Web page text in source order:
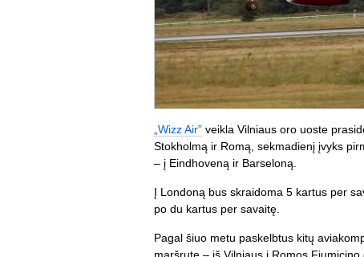
„Wizz Air” veikla Vilniaus oro uoste
Stokholmą ir Romą, sekmadienį įvyks
– į Eindhoveną ir Barseloną.
Į Londoną bus skraidoma 5 kartus per
po du kartus per savaitę.
Pagal šiuo metu paskelbtus kitų